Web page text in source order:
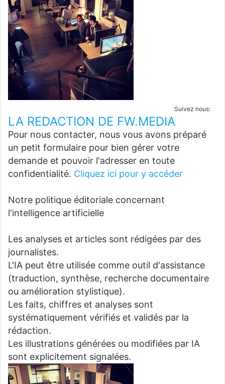
Suivez nous:
LA REDACTION DE FW.MEDIA
Pour nous contacter, nous vous avons préparé
un petit formulaire pour bien gérer votre
demande et pouvoir l'adresser en toute
confidentialité. Cliquez ici pour y accéder
Notre politique éditoriale concernant
l'intelligence artificielle
Les analyses et articles sont rédigées par des
journalistes.
L'IA peut être utilisée comme outil d'assistance
(traduction, synthèse, recherche documentaire
ou amélioration stylistique).
Les faits, chiffres et analyses sont
systématiquement vérifiés et validés par la
rédaction.
Les illustrations générées ou modifiées par IA
sont explicitement signalées.